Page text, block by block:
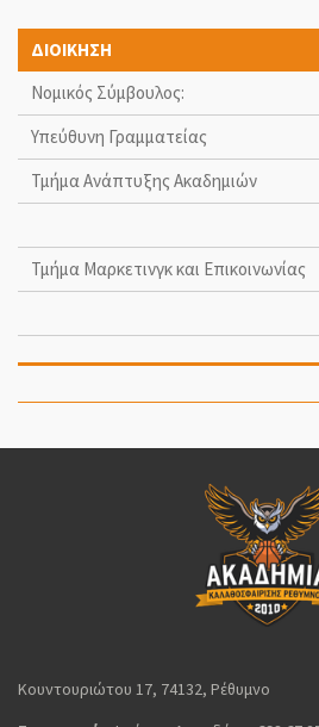
ΔΙΟΙΚΗΣΗ
Νομικός Σύμβουλος:
Υπεύθυνη Γραμματείας
Τμήμα Ανάπτυξης Ακαδημιών
Τμήμα Μαρκετινγκ και Επικοινωνίας
Κουντουριώτου 17, 74132, Ρέθυμνο